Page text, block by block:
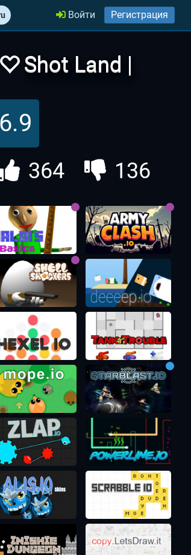
Войти Регистрация
Shot Land |
ШотЛанд
6.9
364 136